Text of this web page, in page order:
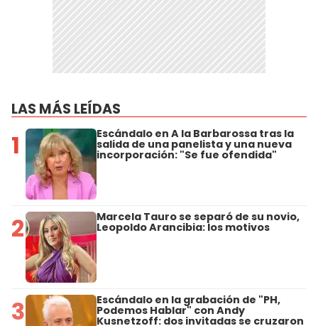
LAS MÁS LEÍDAS
1 Escándalo en A la Barbarossa tras la
salida de una panelista y una nueva
incorporación: "Se fue ofendida"
2 Marcela Tauro se separó de su novio,
Leopoldo Arancibia: los motivos
3 Escándalo en la grabación de "PH,
Podemos Hablar" con Andy
Kusnetzoff: dos invitadas se cruzaron